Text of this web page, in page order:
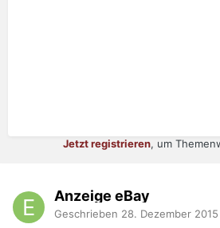
Jetzt registrieren, um
Anzeige eBay
Geschrieben 28. Dezember 2015